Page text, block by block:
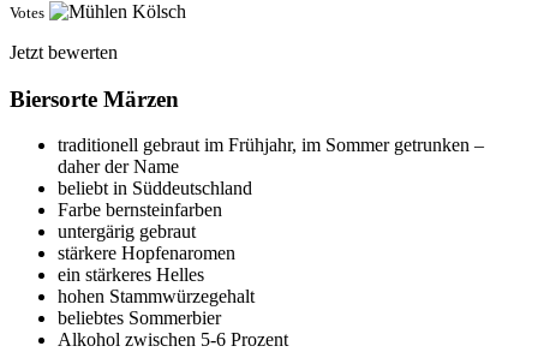
Votes
Jetzt bewerten
Biersorte Märzen
traditionell gebraut im Frühjahr, im Sommer getrunken –
daher der Name
beliebt in Süddeutschland
Farbe bernsteinfarben
untergärig gebraut
stärkere Hopfenaromen
ein stärkeres Helles
hohen Stammwürzegehalt
beliebtes Sommerbier
Alkohol zwischen 5-6 Prozent